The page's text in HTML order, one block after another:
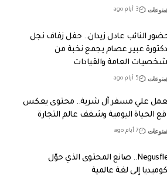
منوعات 3 أيام ago
النائب عادل زيدان.. حفل زفاف نجل
عبير عصام يجمع نخبة من
العامة والقيادات
منوعات 5 أيام ago
علي مسفر آل شرية.. محتوى يعكس
الحياة اليومية وشغف عالم التجارة
منوعات 7 أيام ago
Negusflex.. صانع المحتوى الذي حوّل
إلى لغة عالمية